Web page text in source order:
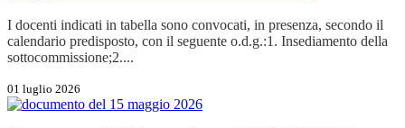
I docenti indicati in tabella sono convocati, in presenza, secondo il
calendario predisposto, con il seguente o.d.g.:1. Insediamento della
sottocommissione;2....
01 luglio 2026